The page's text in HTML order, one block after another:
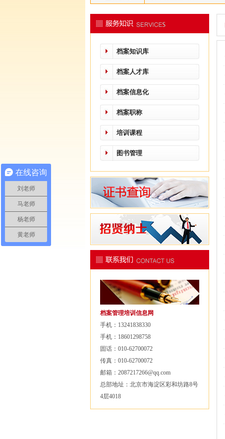
档案知识库
档案人才库
档案信息化
档案职称
培训课程
图书管理
档案管理培训信息网
手机：13241838330
手机：18601298758
固话：010-62700072
传真：010-62700072
邮箱：2087217266@qq.com
总部地址：北京市海淀区彩和坊路8号
4层4018
在线咨询
刘老师
马老师
杨老师
黄老师